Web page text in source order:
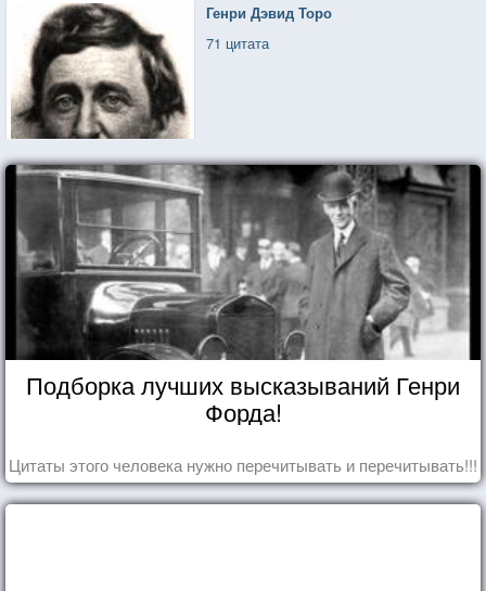
Генри Дэвид Торо
71 цитата
Подборка лучших высказываний Генри
Форда!
Цитаты этого человека нужно перечитывать и перечитывать!!!